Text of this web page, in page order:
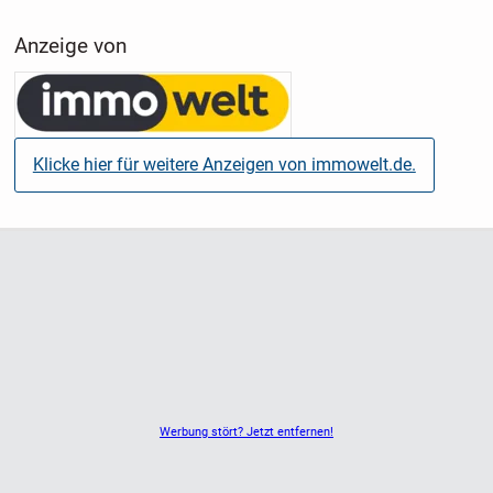
tatsächlichen Architektur, Raumaufteilung, Baukörpern,
Böden, Fliesen und Terrassenflächen. Lediglich Möblierung,
Accessoires, Leuchten und Grünflächen wurden visualisiert."
Werbung stört? Jetzt entfernen!
Anzeige von
Klicke hier für weitere Anzeigen von immowelt.de.